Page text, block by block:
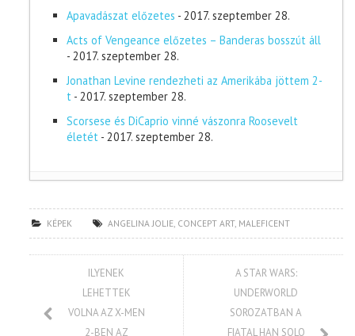
Apavadászat előzetes - 2017. szeptember 28.
Acts of Vengeance előzetes – Banderas bosszút áll
- 2017. szeptember 28.
Jonathan Levine rendezheti az Amerikába jöttem 2-
t - 2017. szeptember 28.
Scorsese és DiCaprio vinné vászonra Roosevelt
életét - 2017. szeptember 28.
KÉPEK ANGELINA JOLIE CONCEPT ART, MALEFICENT
ILYENEK
LEHETTEK
VOLNA AZ X-MEN
2-BEN AZ
A STAR WARS:
UNDERWORLD
SOROZATBAN A
FIATAL HAN SOLO